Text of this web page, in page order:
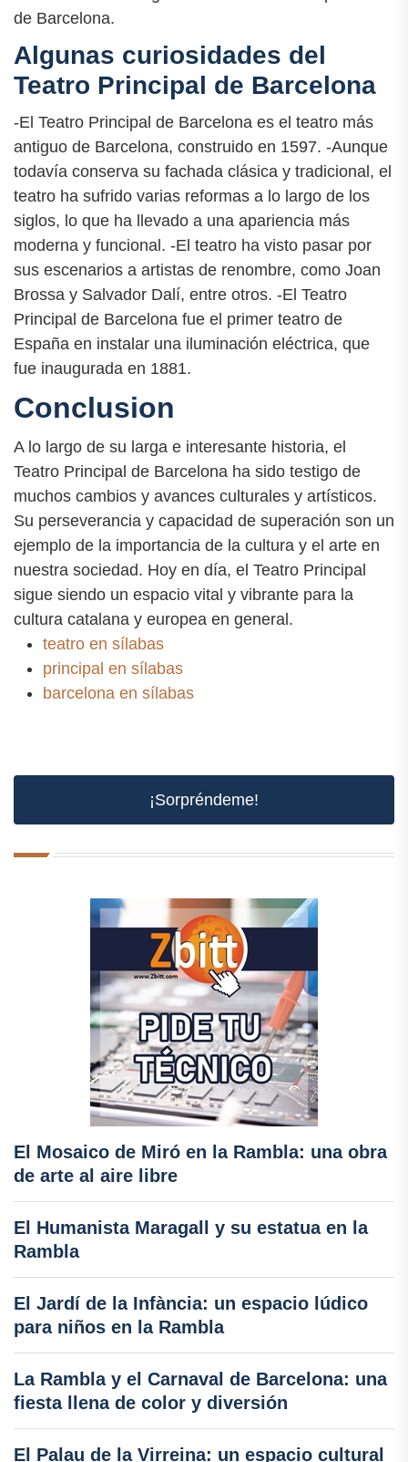
de Barcelona.
Algunas curiosidades del
Teatro Principal de Barcelona
-El Teatro Principal de Barcelona es el teatro más
antiguo de Barcelona, construido en 1597. -Aunque
todavía conserva su fachada clásica y tradicional, el
teatro ha sufrido varias reformas a lo largo de los
siglos, lo que ha llevado a una apariencia más
moderna y funcional. -El teatro ha visto pasar por
sus escenarios a artistas de renombre, como Joan
Brossa y Salvador Dalí, entre otros. -El Teatro
Principal de Barcelona fue el primer teatro de
España en instalar una iluminación eléctrica, que
fue inaugurada en 1881.
Conclusion
A lo largo de su larga e interesante historia, el
Teatro Principal de Barcelona ha sido testigo de
muchos cambios y avances culturales y artísticos.
Su perseverancia y capacidad de superación son un
ejemplo de la importancia de la cultura y el arte en
nuestra sociedad. Hoy en día, el Teatro Principal
sigue siendo un espacio vital y vibrante para la
cultura catalana y europea en general.
teatro en sílabas
principal en sílabas
barcelona en sílabas
¡Sorpréndeme!
El Mosaico de Miró en la Rambla: una obra
de arte al aire libre
El Humanista Maragall y su estatua en la
Rambla
El Jardí de la Infància: un espacio lúdico
para niños en la Rambla
La Rambla y el Carnaval de Barcelona: una
fiesta llena de color y diversión
El Palau de la Virreina: un espacio cultural